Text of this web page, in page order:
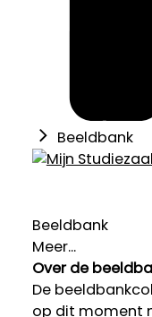
Beeldbank
Beeldbank
Meer...
Over de
De
op dit moment